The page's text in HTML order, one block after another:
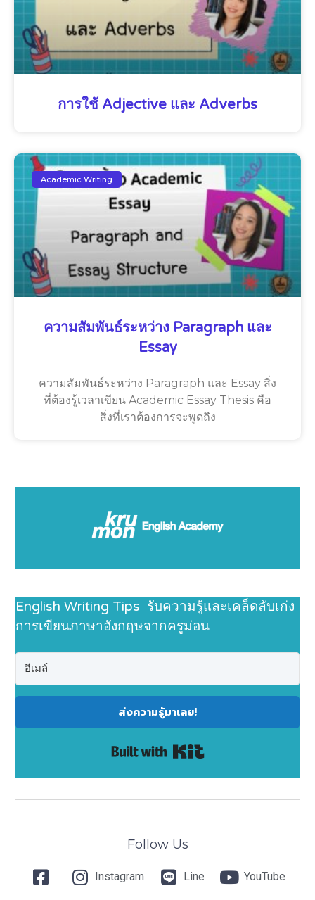
การใช้ Adjective และ Adverbs
Academic Writing
ความสัมพันธ์ระหว่าง Paragraph และ
Essay
ความสัมพันธ์ระหว่าง Paragraph และ Essay สิ่ง
ที่ต้องรู้เวลาเขียน Academic Essay Thesis คือ
สิ่งที่เราต้องการจะพูดถึง
English Writing Tips รับความรู้และเคล็ดลับเก่ง
การเขียนภาษาอังกฤษจากครูม่อน
ส่งความรู้มาเลย!
Follow Us
Instagram Line YouTube